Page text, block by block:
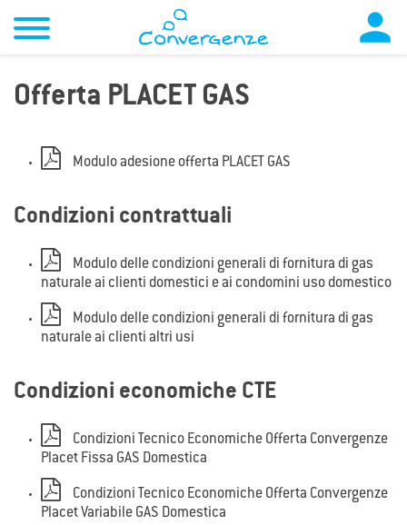

Offerta PLACET GAS
Modulo adesione offerta PLACET GAS
Condizioni contrattuali
Modulo delle condizioni generali di fornitura di gas
naturale ai clienti domestici e ai condomini uso domestico
Modulo delle condizioni generali di fornitura di gas
naturale ai clienti altri usi
Condizioni economiche CTE
Condizioni Tecnico Economiche Offerta Convergenze
Placet Fissa GAS Domestica
Condizioni Tecnico Economiche Offerta Convergenze
Placet Variabile GAS Domestica